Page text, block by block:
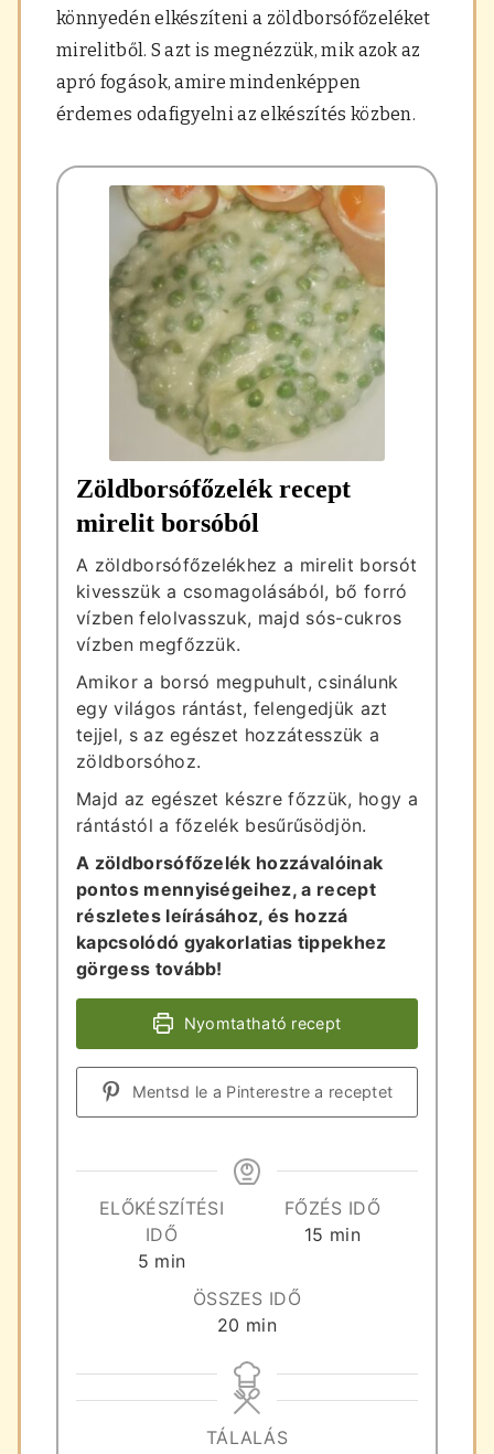
könnyedén elkészíteni a zöldborsófőzeléket
mirelitből. S azt is megnézzük, mik azok az
apró fogások, amire mindenképpen
érdemes odafigyelni az elkészítés közben.
Zöldborsófőzelék recept
mirelit borsóból
A zöldborsófőzelékhez a mirelit borsót
kivesszük a csomagolásából, bő forró
vízben felolvasszuk, majd sós-cukros
vízben megfőzzük.
Amikor a borsó megpuhult, csinálunk
egy világos rántást, felengedjük azt
tejjel, s az egészet hozzátesszük a
zöldborsóhoz.
Majd az egészet készre főzzük, hogy a
rántástól a főzelék besűrűsödjön.
A zöldborsófőzelék hozzávalóinak
pontos mennyiségeihez, a recept
részletes leírásához, és hozzá
kapcsolódó gyakorlatias tippekhez
görgess tovább!
Nyomtatható recept
Mentsd le a Pinterestre a receptet
ELŐKÉSZÍTÉSI
IDŐ
5 perc
min
FŐZÉS IDŐ
15 perc
min
ÖSSZES IDŐ
20 perc
min
TÁLALÁS